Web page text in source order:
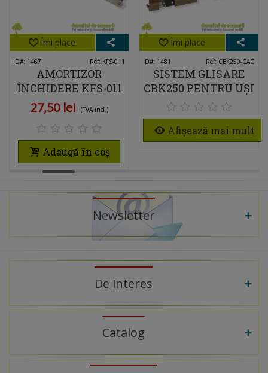
Îmi place
ID#: 1467 Ref: KFS-011
AMORTIZOR
ÎNCHIDERE KFS-011
PENTRU PKM81-SC
27,50 lei (TVA incl.)
Adaugă în coș
Îmi place
ID#: 1481 Ref: CBK250-CAG
SISTEM GLISARE
CBK250 PENTRU UȘI
CULISANTE
DRESSING 100KG
Afișează mai mult
Newsletter
De interes
Catalog